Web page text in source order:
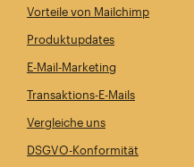
Vorteile von Mailchimp
Produktupdates
E-Mail-Marketing
Transaktions-E-Mails
Vergleiche uns
DSGVO-Konformität